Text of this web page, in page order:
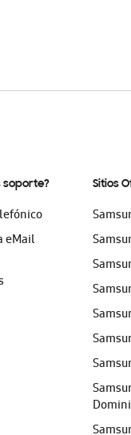
soporte?
eMail
Sitios